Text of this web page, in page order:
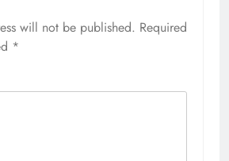
will not be published. Required
*